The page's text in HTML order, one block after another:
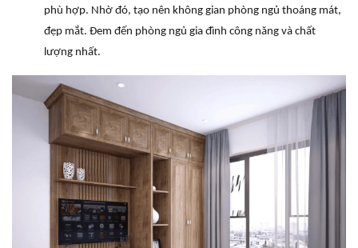
phù hợp. Nhờ đó, tạo nên không gian phòng ngủ thoáng mát,
đẹp mắt. Đem đến phòng ngủ gia đình công năng và chất
lượng nhất.